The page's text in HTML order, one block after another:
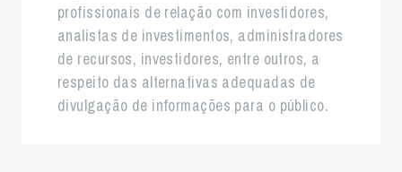
profissionais de relação com investidores,
analistas de investimentos, administradores
de recursos, investidores, entre outros, a
respeito das alternativas adequadas de
divulgação de informações para o público.